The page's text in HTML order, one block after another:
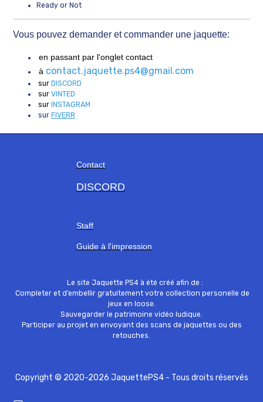
Ready or Not
Vous pouvez demander et commander une jaquette:
en passant par l'onglet contact
à contact.jaquette.ps4@gmail.com
sur DISCORD
sur VINTED
sur INSTAGRAM
sur FIVERR
Contact
DISCORD
Staff
Guide à l'impression
Le site Jaquette PS4 à été créé afin de :
Completer et d’embellir gratuitement votre collection personelle de
jeux en loose.
Sauvegarder le patrimoine vidéo ludique.
Participer au projet en envoyant des scans de jaquettes ou des
retouches.
Copyright © 2020-2026 JaquettePS4 - Tous droits réservés